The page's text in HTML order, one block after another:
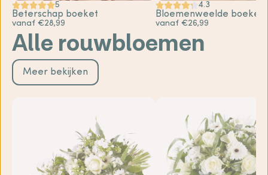
5
Beterschap boeket
vanaf €28,99
4.3
Bloemenweelde boeket
vanaf €26,99
Alle rouwbloemen
Meer bekijken